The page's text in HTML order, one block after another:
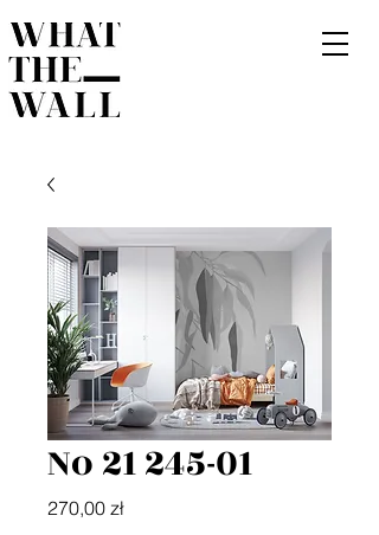
No 21 245-01
270,00 złCena